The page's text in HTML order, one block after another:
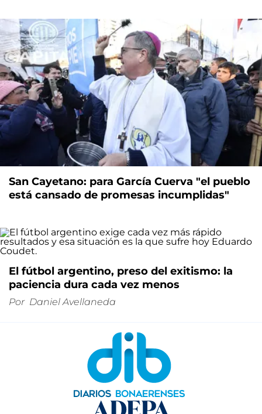
San Cayetano: para García Cuerva "el pueblo
está cansado de promesas incumplidas"
El fútbol argentino, preso del exitismo: la
paciencia dura cada vez menos
Por Daniel Avellaneda